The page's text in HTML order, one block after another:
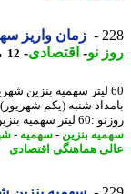
زمان واریز
نو- اقتصادی-12 ماه پیش - جمعه 31 مرداد 1404، 22:22
شنبه (یکم
1404 خودروهای شخصی ...
بنزین- سهمیه-
هماهنگی اقتصادی